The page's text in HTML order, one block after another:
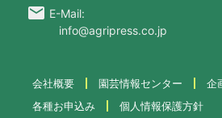
email E-Mail:
info@agripress.co.jp
会社概要 園芸情報センター
企
各種お申込み
個人情報保護方針